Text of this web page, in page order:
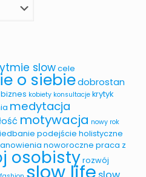
slowcele
o siebiedobrostan
kobiety konsultacje krytyk
medytacja
motywacja nowy rok
podejście holistyczne
noworoczne praca z
osobistyrozwój
slow life